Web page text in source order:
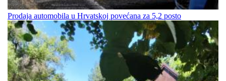
Prodaja automobila u Hrvatskoj povećana za 5,2 posto